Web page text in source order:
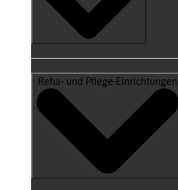
Reha- und Pflege-Einrichtungen